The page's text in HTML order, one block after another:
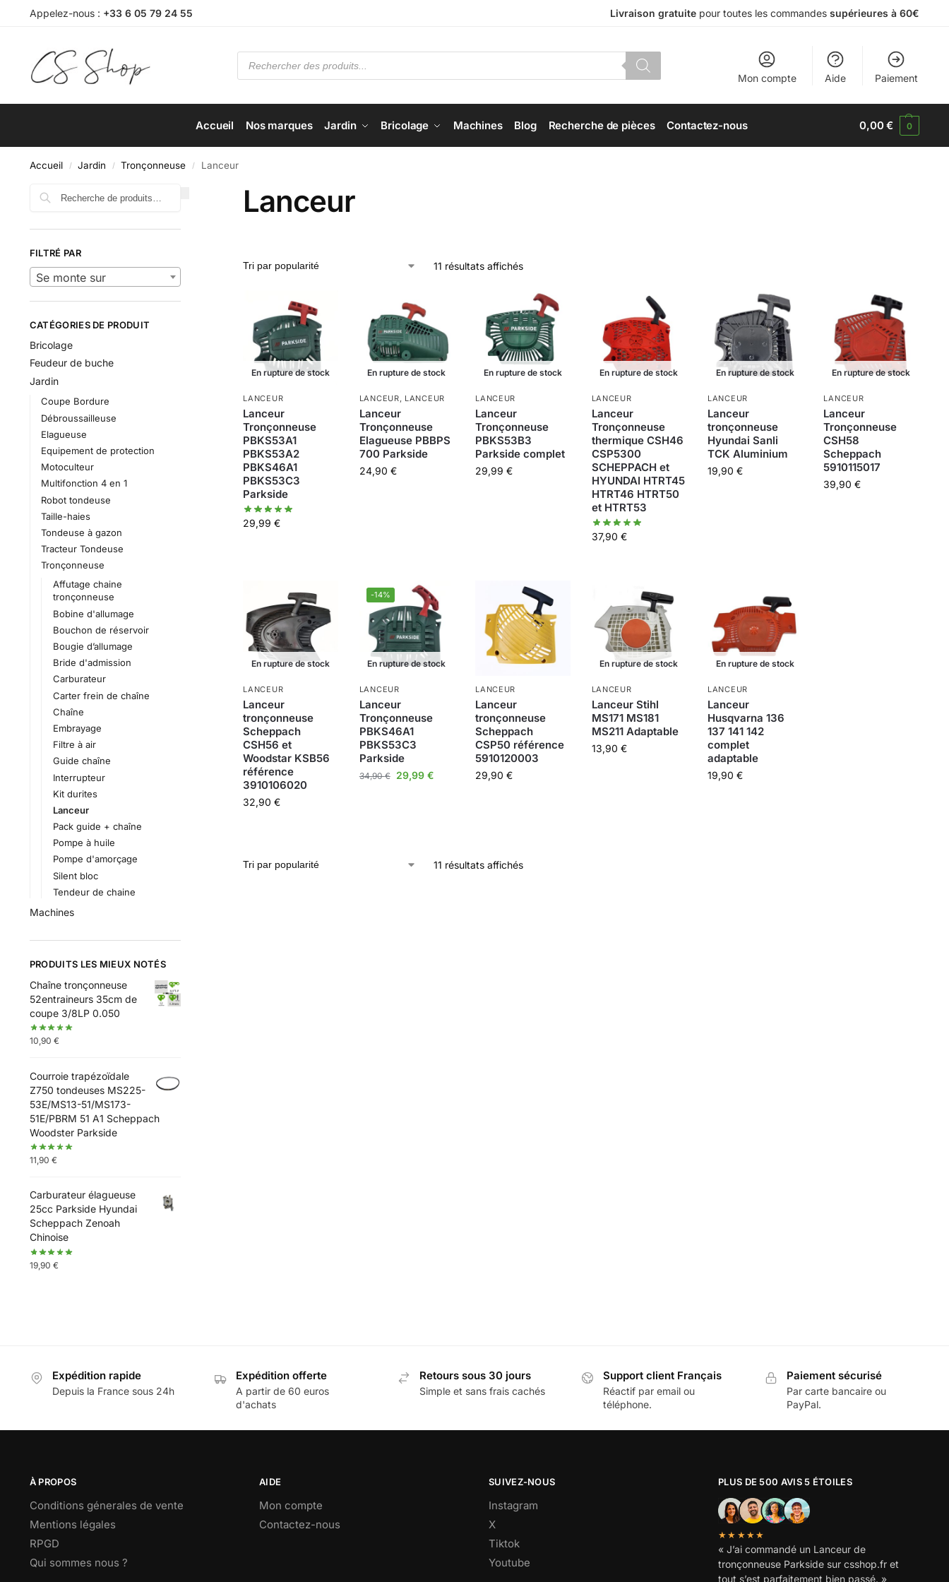
Appelez-nous : +33 6 05 79 24 55 Livraison gratuite pour toutes les commandessupérieures à 60€
Mon compte Aide Paiement
Accueil Nos marques Jardin Bricolage Machines Blog Recherche de pièces Contactez-nous 0,00€ 0
Accueil / Jardin / Tronçonneuse / Lanceur
Lanceur
11 résultats affichés
En rupture de stock
LANCEUR
Lanceur
Tronçonneuse
PBKS53A1
PBKS53A2
PBKS46A1
PBKS53C3
Parkside
29,99€
En rupture de stock
LANCEUR, LANCEUR
Lanceur
Tronçonneuse
Elagueuse PBBPS
700 Parkside
24,90 €
En rupture de stock
LANCEUR
Lanceur
Tronçonneuse
PBKS53B3
Parkside complet
29,99€
En rupture de stock
LANCEUR
Lanceur
Tronçonneuse
thermique CSH46
CSP5300
SCHEPPACH et
HYUNDAI HTRT45
HTRT46 HTRT50
et HTRT53
37,90 €
En rupture de stock
LANCEUR
Lanceur
tronçonneuse
Hyundai Sanli
TCK Aluminium
19,90€
En rupture de stock
LANCEUR
Lanceur
Tronçonneuse
CSH58
Scheppach
5910115017
39,90€
En rupture de stock
LANCEUR
Lanceur
tronçonneuse
Scheppach
CSH56 et
Woodstar KSB56
référence
3910106020
32,90€
-14%
En rupture de stock
LANCEUR
Lanceur
Tronçonneuse
PBKS46A1
PBKS53C3
Parkside
34,90€ 29,99 €
LANCEUR
Lanceur
tronçonneuse
Scheppach
CSP50 référence
5910120003
29,90€
En rupture de stock
LANCEUR
Lanceur Stihl
MS171 MS181
MS211 Adaptable
13,90 €
En rupture de stock
LANCEUR
Lanceur
Husqvarna 136
137 141 142
complet
adaptable
19,90€
11 résultats affichés
FILTRÉ PAR
Se monte sur
CATÉGORIES DE PRODUIT
Bricolage
Feudeur de buche
Jardin
Coupe Bordure
Débroussailleuse
Elagueuse
Equipement de protection
Motoculteur
Multifonction 4 en 1
Robot tondeuse
Taille-haies
Tondeuse à gazon
Tracteur Tondeuse
Tronçonneuse
Affutage chaine
tronçonneuse
Bobine d'allumage
Bouchon de réservoir
Bougie d’allumage
Bride d'admission
Carburateur
Carter frein de chaîne
Chaîne
Embrayage
Filtre à air
Guide chaîne
Interrupteur
Kit durites
Lanceur
Pack guide + chaîne
Pompe à huile
Pompe d'amorçage
Silent bloc
Tendeur de chaine
Machines
PRODUITS LES MIEUX NOTÉS
Chaîne tronçonneuse
52entraineurs 35cm de
coupe 3/8LP 0.050
10,90 €
Courroie trapézoïdale
Z750 tondeuses MS225-
53E/MS13-51/MS173-
51E/PBRM 51 A1 Scheppach
Woodster Parkside
11,90 €
Carburateur élagueuse
25cc Parkside Hyundai
Scheppach Zenoah
Chinoise
19,90 €
Expédition rapide
Depuis la France sous 24h
Expédition offerte
A partir de 60 euros
d'achats
Retours sous 30 jours
Simple et sans frais cachés
Support client Français
Réactif par email ou
téléphone.
Paiement sécurisé
Par carte bancaire ou
PayPal.
À PROPOS
Conditions génerales de vente
Mentions légales
RPGD
Qui sommes nous ?
AIDE
Mon compte
Contactez-nous
SUIVEZ-NOUS
Instagram
X
Tiktok
Youtube
PLUS DE 500 AVIS 5 ÉTOILES
★★★★★
« J’ai commandé un Lanceur de
tronçonneuse Parkside sur csshop.fr et
tout s’est parfaitement bien passé. »